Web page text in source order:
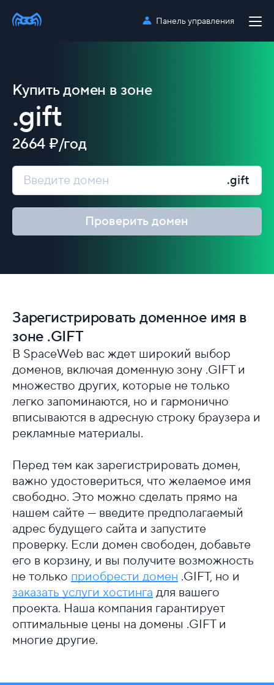
Панель управления
Купить домен в зоне
.gift
2664 ₽/год
.gift
Проверить домен
Зарегистрировать доменное имя в
зоне .GIFT
В SpaceWeb вас ждет широкий выбор
доменов, включая доменную зону .GIFT и
множество других, которые не только
легко запоминаются, но и гармонично
вписываются в адресную строку браузера и
рекламные материалы.
Перед тем как зарегистрировать домен,
важно удостовериться, что желаемое имя
свободно. Это можно сделать прямо на
нашем сайте — введите предполагаемый
адрес будущего сайта и запустите
проверку. Если домен свободен, добавьте
его в корзину, и вы получите возможность
не только приобрести домен .GIFT, но и
заказать услуги хостинга для вашего
проекта. Наша компания гарантирует
оптимальные цены на домены .GIFT и
многие другие.